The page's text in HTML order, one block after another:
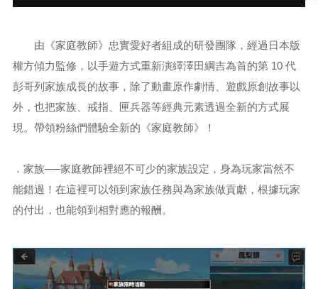
由《家庭教師》忠實愛好者組成的研發團隊，經過日本版
權方傾力監修，以手遊方式重新演繹澤田綱吉為首的第 10 代
彭哥列家族成長的故事，除了動畫原作劇情、遊戲原創故事以
外，也把家族、戒指、匣兵器等經典元素透過全新的方式展
現。帶領粉絲們體驗全新的《家庭教師》！
．家族──家庭教師裡絕不可少的家族設定，身為玩家當然不
能錯過！在這裡可以領到家族任務與為家族做貢獻，根據玩家
的付出，也能領到相對應的報酬。